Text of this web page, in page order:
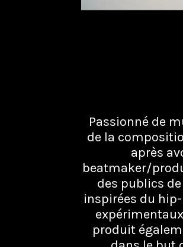
Passionné de
de la
après
beatmaker/
des publics
inspirées du
produit